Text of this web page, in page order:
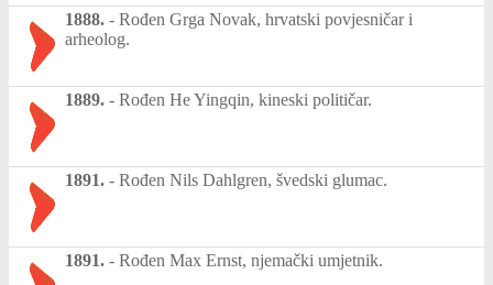
1888. - Rođen Grga Novak, hrvatski povjesničar i
arheolog.
1889. - Rođen He Yingqin, kineski političar.
1891. - Rođen Nils Dahlgren, švedski glumac.
1891. - Rođen Max Ernst, njemački umjetnik.